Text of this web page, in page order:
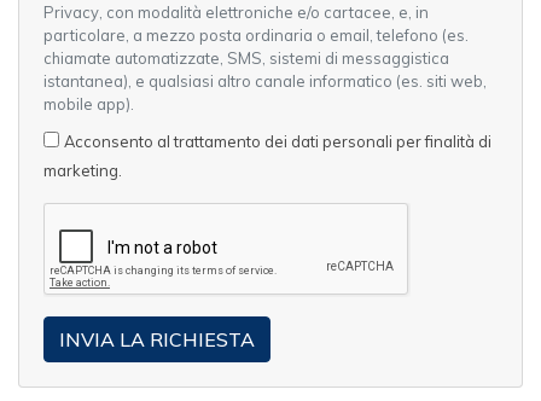
Privacy, con modalità elettroniche e/o cartacee, e, in
particolare, a mezzo posta ordinaria o email, telefono (es.
chiamate automatizzate, SMS, sistemi di messaggistica
istantanea), e qualsiasi altro canale informatico (es. siti web,
mobile app).
Acconsento al trattamento dei dati personali per finalità di
marketing.